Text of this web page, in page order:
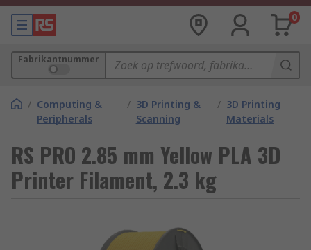
0
Fabrikantnummer
/ Computing &
Peripherals
/ 3D Printing &
Scanning
/ 3D Printing
Materials
RS PRO 2.85 mm Yellow PLA 3D
Printer Filament, 2.3 kg